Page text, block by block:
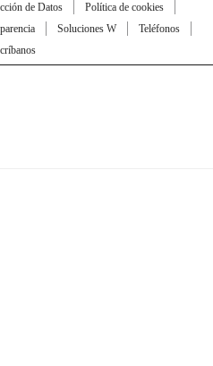
de Datos
Política de cookies
Soluciones W
Teléfonos